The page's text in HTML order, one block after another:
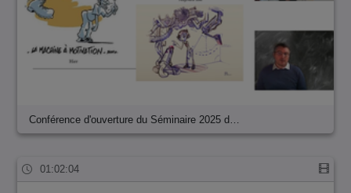
Conférence d'ouverture du Séminaire 2025 d…
01:02:04